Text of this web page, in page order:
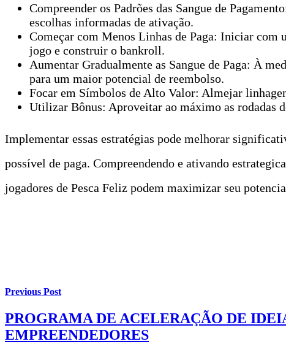
Compreender os Padrões das Sangue de
escolhas informadas de ativação.
Começar com Menos Linhas de Paga: Iniciar com
jogo e construir o bankroll.
Aumentar Gradualmente as Sangue de Paga: À
para um maior potencial de reembolso.
Focar em Símbolos de Alto Valor: Almejar
Utilizar Bônus: Aproveitar ao máximo as rodadas
Implementar essas estratégias pode melhorar
possível de paga. Compreendendo e ativando
jogadores de Pesca Feliz podem maximizar seu
Previous Post
PROGRAMA DE ACELERAÇÃO DE
EMPREENDEDORES